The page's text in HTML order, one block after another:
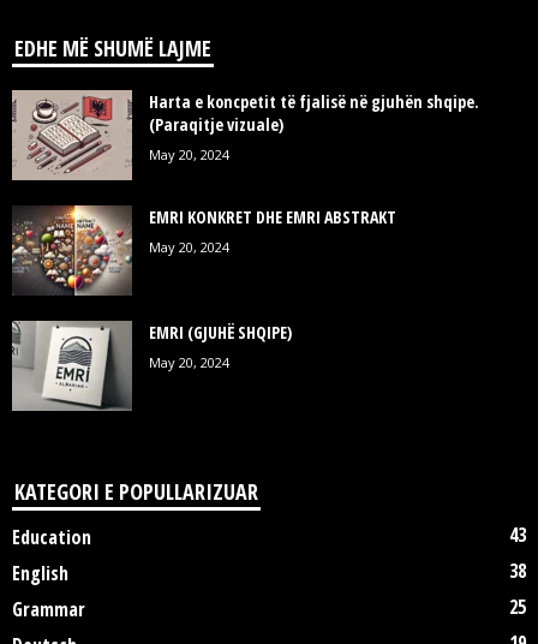
EDHE MË SHUMË LAJME
Harta e koncpetit të fjalisë në gjuhën shqipe.
(Paraqitje vizuale)
May 20, 2024
EMRI KONKRET DHE EMRI ABSTRAKT
May 20, 2024
EMRI (GJUHË SHQIPE)
May 20, 2024
KATEGORI E POPULLARIZUAR
Education
43
English
38
Grammar
25